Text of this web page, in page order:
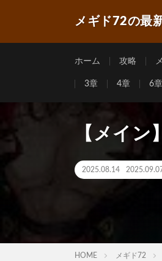
メギド72の最
ホーム 攻略
3章 4章 6章
【メイン
2025.08.14
HOME メギド72